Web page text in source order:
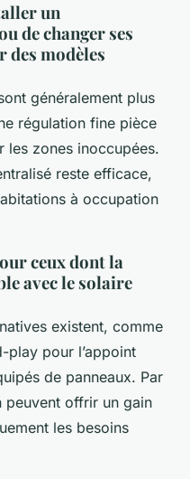
un
de changer ses
des modèles
généralement plus
régulation fine pièce
les zones inoccupées.
reste efficace,
à occupation
ceux dont la
avec le solaire
existent, comme
play pour l’appoint
de panneaux. Par
peuvent offrir un gain
les besoins